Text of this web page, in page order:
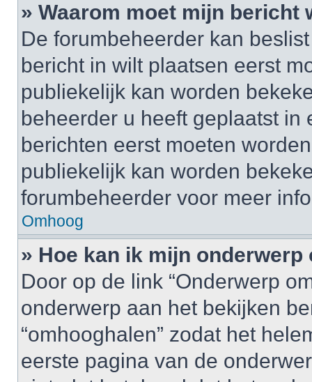
» Waarom moet mijn bericht
De forumbeheerder kan
bericht in wilt plaatsen eerst
publiekelijk kan worden
beheerder u heeft geplaatst
berichten eerst moeten
publiekelijk kan worden
forumbeheerder voor meer
Omhoog
» Hoe kan ik mijn onderwerp
Door op de link “Onderwerp
onderwerp aan het bekijken
“omhooghalen” zodat het
eerste pagina van de